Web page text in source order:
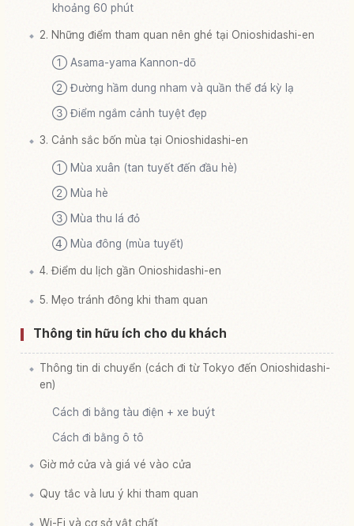
khoảng 60 phút
2. Những điểm tham quan nên ghé tại Onioshidashi-en
① Asama-yama Kannon-dō
② Đường hầm dung nham và quần thể đá kỳ lạ
③ Điểm ngắm cảnh tuyệt đẹp
3. Cảnh sắc bốn mùa tại Onioshidashi-en
① Mùa xuân (tan tuyết đến đầu hè)
② Mùa hè
③ Mùa thu lá đỏ
④ Mùa đông (mùa tuyết)
4. Điểm du lịch gần Onioshidashi-en
5. Mẹo tránh đông khi tham quan
Thông tin hữu ích cho du khách
Thông tin di chuyển (cách đi từ Tokyo đến Onioshidashi-
en)
Cách đi bằng tàu điện + xe buýt
Cách đi bằng ô tô
Giờ mở cửa và giá vé vào cửa
Quy tắc và lưu ý khi tham quan
Wi-Fi và cơ sở vật chất